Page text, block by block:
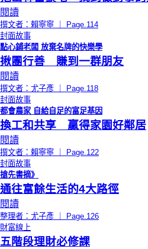
閱讀
撰文者：賴寧寧 ｜ Page.114
封面故事
點心鋪老闆 放棄名牌的快樂學
揪團行善 賺到一群朋友
閱讀
撰文者：尤子彥 ｜ Page.118
封面故事
都會農家 自給自足的富足基因
換工和共享 贏得家園好鄰居
閱讀
撰文者：賴寧寧 ｜ Page.122
封面故事
搶先書摘》
通往富餘生活的4大路徑
閱讀
整理者：尤子彥 ｜ Page.126
財富線上
五階段理財必修課